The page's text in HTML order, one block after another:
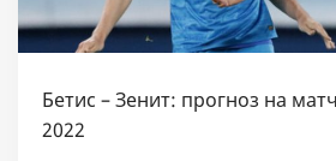
Бетис – Зенит: прогноз на
2022